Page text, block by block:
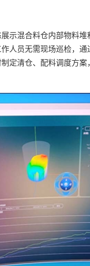
混合料仓内部物料堆
人员无需现场巡检，
定清仓、配料调度方